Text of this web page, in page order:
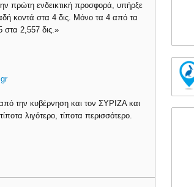
πρώτη ενδεικτική προσφορά, υπήρξε
κοντά στα 4 δις. Μόνο τα 4 από τα
στα 2,557 δις.»
την κυβέρνηση και τον ΣΥΡΙΖΑ και
λιγότερο, τίποτα περισσότερο.